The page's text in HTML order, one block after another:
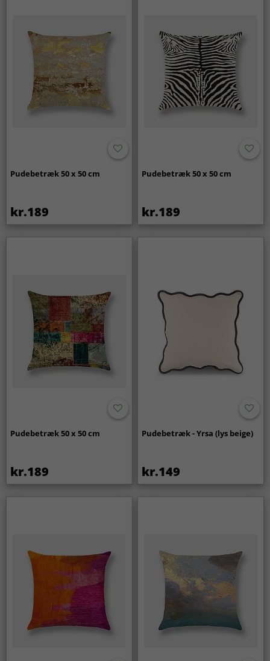
Pudebetræk 50 x 50 cm
kr.189
Pudebetræk 50 x 50 cm
kr.189
Pudebetræk 50 x 50 cm
kr.189
Pudebetræk - Yrsa (lys beige)
kr.149